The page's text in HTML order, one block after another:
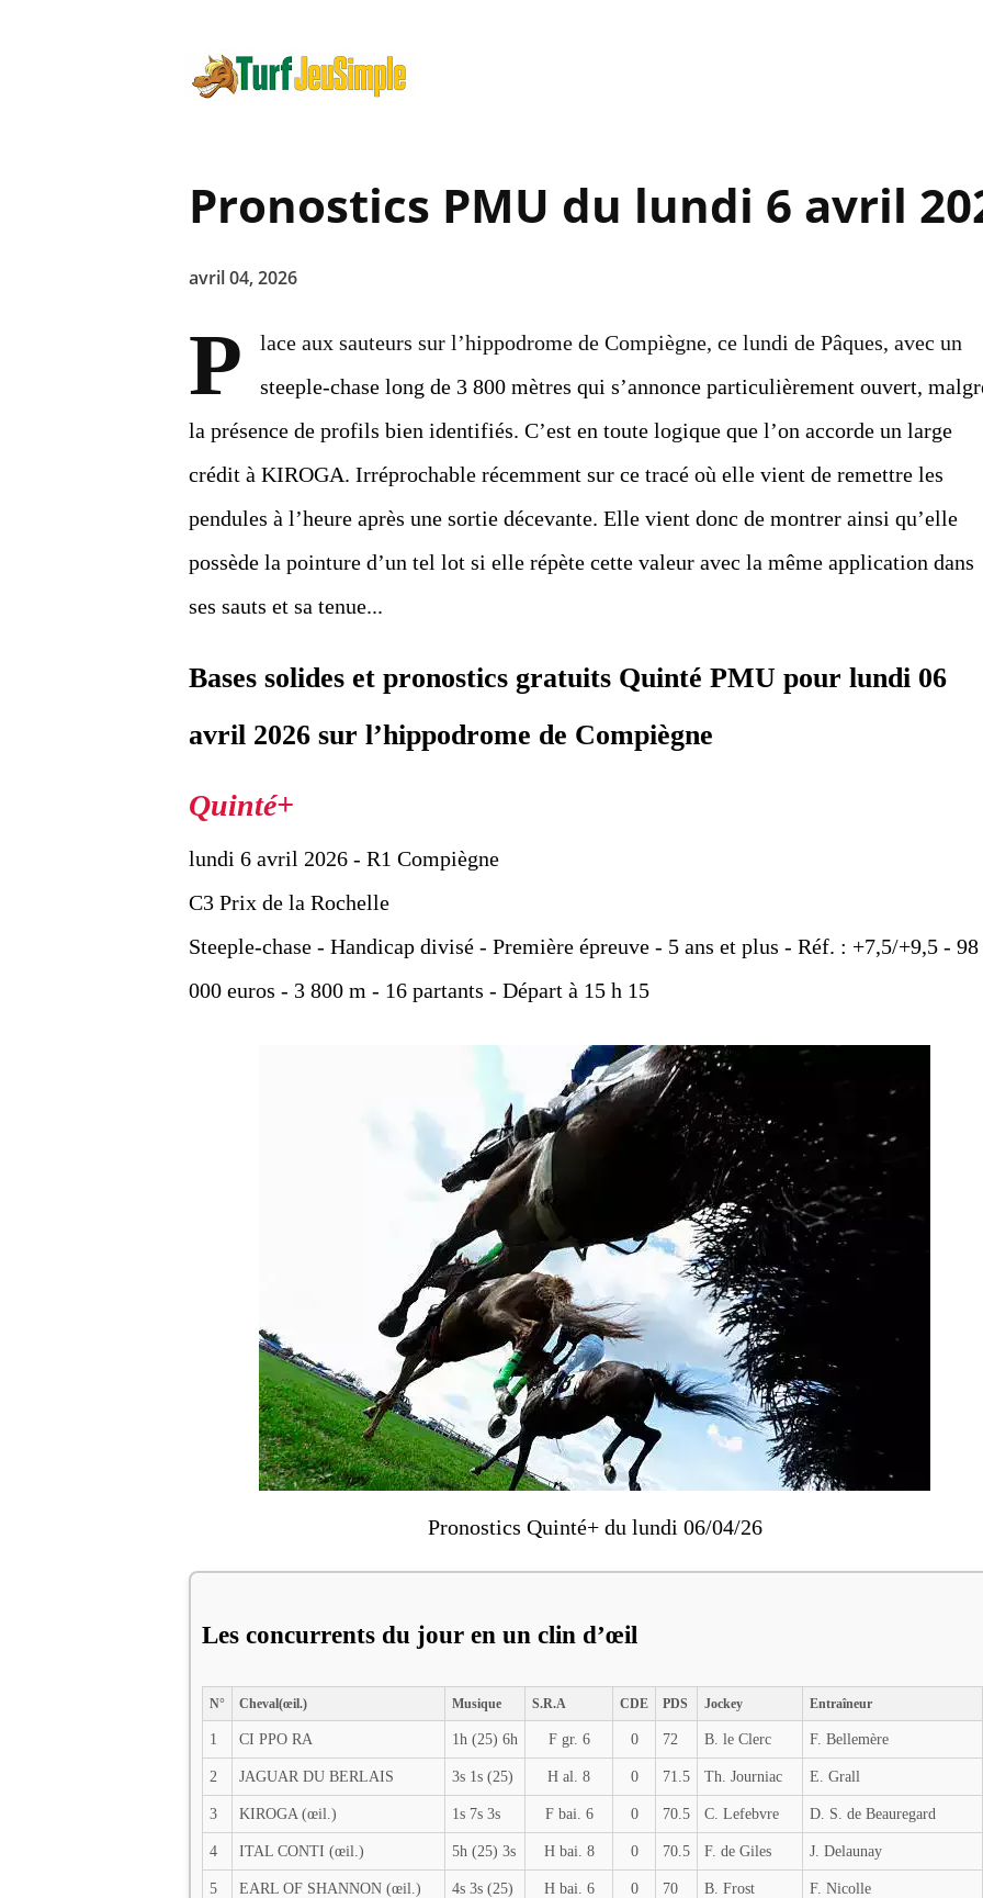
Pronostics PMU du lundi 6 avril
avril 04, 2026
P
lace aux sauteurs sur l’hippodrome de Compiègne, ce lundi de Pâques, avec un
steeple-chase long de 3 800 mètres qui s’annonce particulièrement ouvert,
la présence de profils bien identifiés. C’est en toute logique que l’on accorde un large
crédit à KIROGA. Irréprochable récemment sur ce tracé où elle vient de remettre les
pendules à l’heure après une sortie décevante. Elle vient donc de montrer ainsi qu’elle
possède la pointure d’un tel lot si elle répète cette valeur avec la même application dans
ses sauts et sa tenue...
Bases solides et pronostics gratuits Quinté PMU pour lundi 06
avril 2026 sur l’hippodrome de Compiègne
lundi 6 avril 2026 - R1 Compiègne
C3 Prix de la Rochelle
Steeple-chase - Handicap divisé - Première épreuve - 5 ans et plus - Réf. : +7,5/+9,5 - 98
000 euros - 3 800 m - 16 partants - Départ à 15 h 15
Pronostics Quinté+ du lundi 06/04/26
Les concurrents du jour en un clin d’œil
N° Cheval(œil.) Musique S.R.A CDE PDS Jockey Entraîneur
1 CI PPO RA 1h (25) 6h F gr. 6 0 72 B. le Clerc F. Bellemère
2 JAGUAR DU BERLAIS 3s 1s (25) H al. 8 0 71.5 Th. Journiac E. Grall
3 KIROGA (œil.) 1s 7s 3s F bai. 6 0 70.5 C. Lefebvre D. S. de Beauregard
4 ITAL CONTI (œil.) 5h (25) 3s H bai. 8 0 70.5 F. de Giles J. Delaunay
5 EARL OF SHANNON (œil.) 4s 3s (25) H bai. 6 0 70 B. Frost F. Nicolle